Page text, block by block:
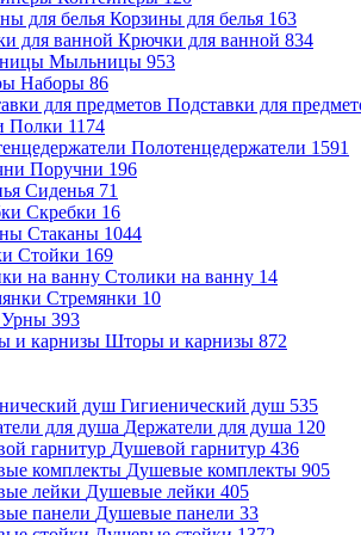
Корзины для белья 163
Крючки для ванной 834
Мыльницы 953
Наборы 86
Подставки для
Полки 1174
Полотенцедержатели 1591
Поручни 196
Сиденья 71
Скребки 16
Стаканы 1044
Стойки 169
Столики на ванну 14
Стремянки 10
Урны 393
Шторы и карнизы 872
Гигиенический душ 535
Держатели для душа 120
Душевой гарнитур 436
Душевые комплекты 905
Душевые лейки 405
Душевые панели 33